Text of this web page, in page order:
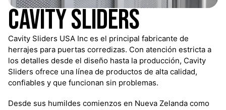
Cavity Sliders
Cavity Sliders USA Inc es el principal fabricante de
herrajes para puertas corredizas. Con atención estricta a
los detalles desde el diseño hasta la producción, Cavity
Sliders ofrece una línea de productos de alta calidad,
confiables y que funcionan sin problemas.
Desde sus humildes comienzos en Nueva Zelanda como